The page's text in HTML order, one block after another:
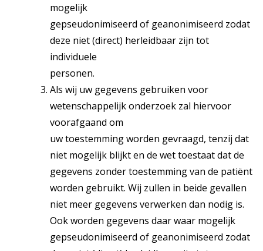
mogelijk
gepseudonimiseerd of geanonimiseerd zodat
deze niet (direct) herleidbaar zijn tot
individuele
personen.
Als wij uw gegevens gebruiken voor
wetenschappelijk onderzoek zal hiervoor
voorafgaand om
uw toestemming worden gevraagd, tenzij dat
niet mogelijk blijkt en de wet toestaat dat de
gegevens zonder toestemming van de patiënt
worden gebruikt. Wij zullen in beide gevallen
niet meer gegevens verwerken dan nodig is.
Ook worden gegevens daar waar mogelijk
gepseudonimiseerd of geanonimiseerd zodat